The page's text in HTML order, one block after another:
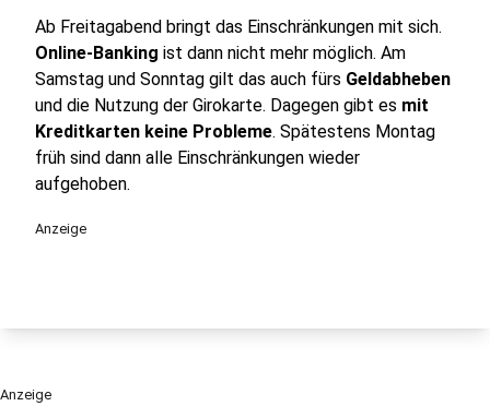
Ab Freitagabend bringt das Einschränkungen mit sich.
Online-Banking ist dann nicht mehr möglich. Am
Samstag und Sonntag gilt das auch fürs Geldabheben
und die Nutzung der Girokarte. Dagegen gibt es mit
Kreditkarten keine Probleme. Spätestens Montag
früh sind dann alle Einschränkungen wieder
aufgehoben.
Anzeige
Anzeige